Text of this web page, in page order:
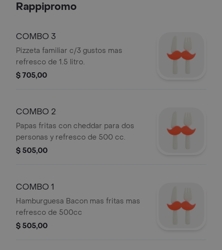
Rappipromo
COMBO 3
Pizzeta familiar c/3 gustos mas
refresco de 1.5 litro.
$ 705,00
COMBO 2
Papas fritas con cheddar para dos
personas y refresco de 500 cc.
$ 505,00
COMBO 1
Hamburguesa Bacon mas fritas mas
refresco de 500cc
$ 505,00